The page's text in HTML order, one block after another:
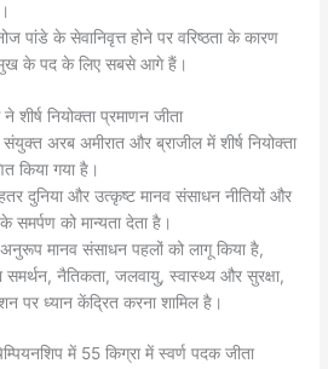
पांडे के सेवानिवृत्त होने पर वरिष्ठता के कारण
के पद के लिए सबसे आगे हैं।
शीर्ष नियोक्ता प्रमाणन जीता
अरब अमीरात और ब्राजील में शीर्ष नियोक्ता
किया गया है।
दुनिया और उत्कृष्ट मानव संसाधन नीतियों और
को मान्यता देता है।
मानव संसाधन पहलों को लागू किया है,
समर्थन, नैतिकता, जलवायु, स्वास्थ्य और सुरक्षा,
पर ध्यान केंद्रित करना शामिल है।
में 55 किग्रा में स्वर्ण पदक जीता